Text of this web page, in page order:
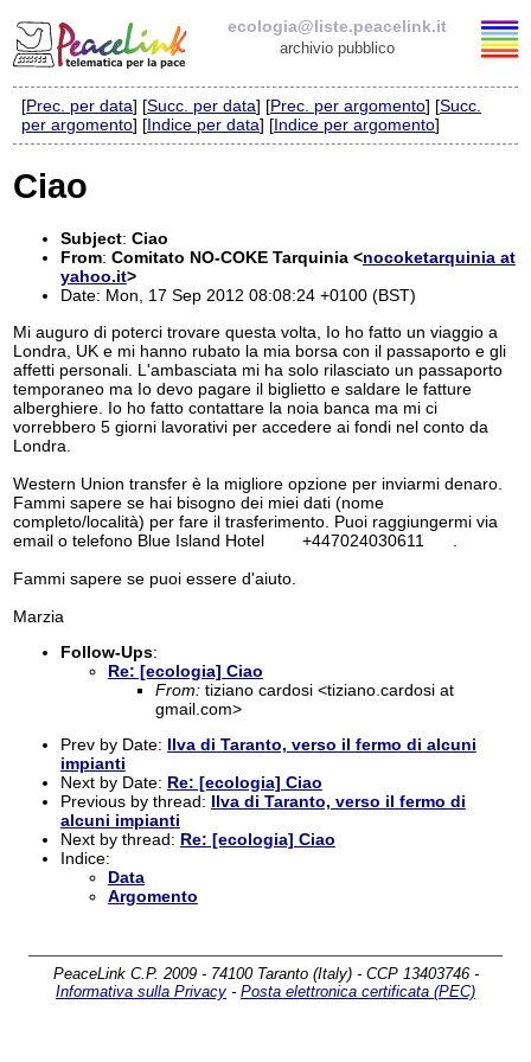
ecologia@liste.peacelink.it
archivio pubblico
Elenco delle liste
Policy delle liste di PeaceLink
Informativa sulla privacy
Richieste di rimozione
[Prec. per data] [Succ. per data] [Prec. per argomento] [Succ.
per argomento] [Indice per data] [Indice per argomento]
Ciao
Subject: Ciao
From: Comitato NO-COKE Tarquinia <nocoketarquinia at
yahoo.it>
Date: Mon, 17 Sep 2012 08:08:24 +0100 (BST)
Mi auguro di poterci trovare questa volta, Io ho fatto un viaggio a
Londra, UK e mi hanno rubato la mia borsa con il passaporto e gli
affetti personali. L'ambasciata mi ha solo rilasciato un passaporto
temporaneo ma Io devo pagare il biglietto e saldare le fatture
alberghiere. Io ho fatto contattare la noia banca ma mi ci
vorrebbero 5 giorni lavorativi per accedere ai fondi nel conto da
Londra.
Western Union transfer è la migliore opzione per inviarmi denaro.
Fammi sapere se hai bisogno dei miei dati (nome
completo/località) per fare il trasferimento. Puoi raggiungermi via
email o telefono Blue Island Hotel +447024030611 .
Fammi sapere se puoi essere d'aiuto.
Marzia
Follow-Ups:
Re: [ecologia] Ciao
From:tiziano cardosi <tiziano.cardosi at
gmail.com>
Prev by Date: Ilva di Taranto, verso il fermo di alcuni
impianti
Next by Date: Re: [ecologia] Ciao
Previous by thread: Ilva di Taranto, verso il fermo di
alcuni impianti
Next by thread: Re: [ecologia] Ciao
Indice:
Data
Argomento
PeaceLink C.P. 2009 - 74100 Taranto (Italy) - CCP 13403746 -
Informativa sulla Privacy - Posta elettronica certificata (PEC)